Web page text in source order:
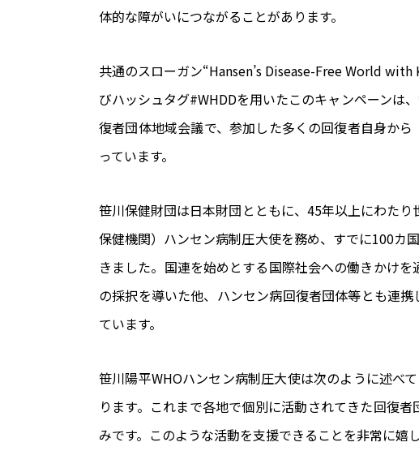
体的な障がいにつながることがあります。
共通のスローガン“Hansen’s Disease-Free World
びハッシュタグ#WHDDを用いたこのキャンペーンは
復者団体地域会議で、参加した多くの回復者自身か
っています。
笹川保健財団は日本財団とともに、45年以上にわた
保健機関）ハンセン病制圧大使を務め、すでに100カ
きました。国連を始めとする国際社会への働きかけ
の採択を導いた他、ハンセン病回復者団体等とも連
ています。
笹川陽平WHOハンセン病制圧大使は次のように述べ
ります。これまで各地で個別に活動されてきた回復
みです。このような活動を支援できることを非常に嬉